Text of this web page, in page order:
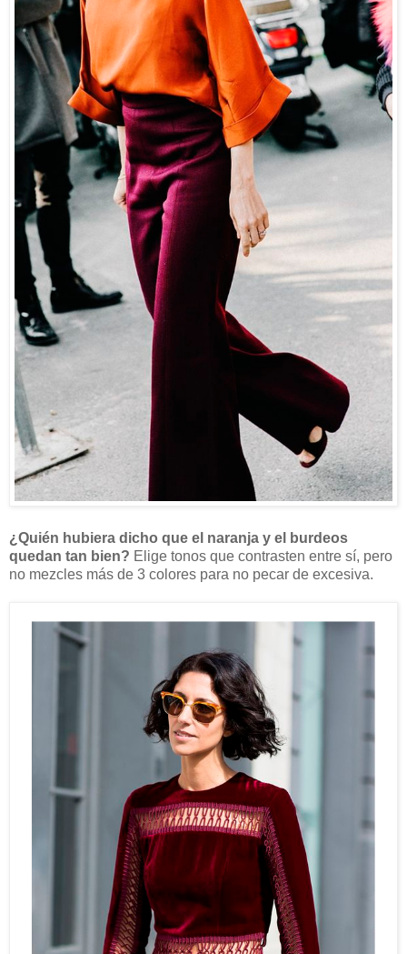
¿Quién hubiera dicho que el naranja y el burdeos
quedan tan bien? Elige tonos que contrasten entre sí, pero
no mezcles más de 3 colores para no pecar de excesiva.